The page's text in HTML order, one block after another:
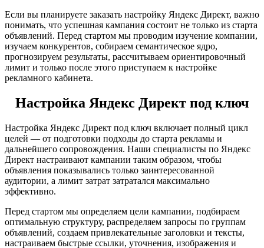
Если вы планируете заказать настройку Яндекс Директ, важно
понимать, что успешная кампания состоит не только из старта
объявлений. Перед стартом мы проводим изучение компании,
изучаем конкурентов, собираем семантическое ядро,
прогнозируем результаты, рассчитываем ориентировочный
лимит и только после этого приступаем к настройке
рекламного кабинета.
Настройка Яндекс Директ под ключ
Настройка Яндекс Директ под ключ включает полный цикл
целей — от подготовки подходы до старта рекламы и
дальнейшего сопровождения. Наши специалисты по Яндекс
Директ настраивают кампании таким образом, чтобы
объявления показывались только заинтересованной
аудитории, а лимит затрат затратался максимально
эффективно.
Перед стартом мы определяем цели кампании, подбираем
оптимальную структуру, распределяем запросы по группам
объявлений, создаем привлекательные заголовки и тексты,
настраиваем быстрые ссылки, уточнения, изображения и